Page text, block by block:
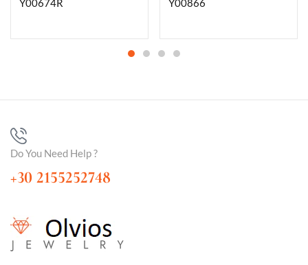
Y00674R Y00866
Do You Need Help ?
+30 2155252748